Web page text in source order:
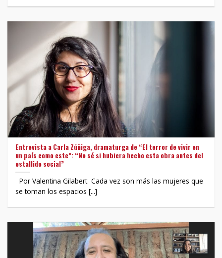
Entrevista a Carla Zúñiga, dramaturga de “El terror de vivir en
un país como este”: “No sé si hubiera hecho esta obra antes del
estallido social”
Por Valentina Gilabert Cada vez son más las mujeres que
se toman los espacios [...]